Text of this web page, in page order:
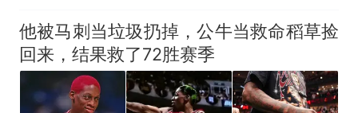
他被马刺当垃圾扔掉，公牛当救命稻草捡
回来，结果救了72胜赛季